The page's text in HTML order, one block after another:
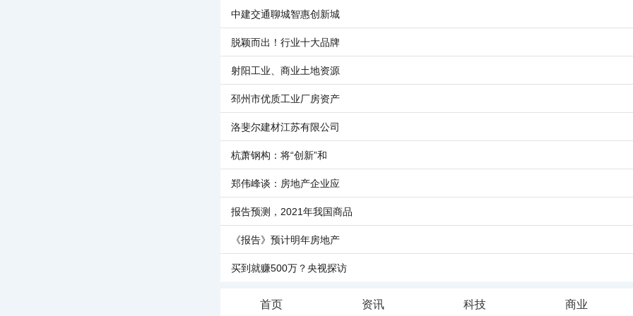
中建交通聊城智惠创新城
脱颖而出！行业十大品牌
射阳工业、商业土地资源
邳州市优质工业厂房资产
洛斐尔建材江苏有限公司
杭萧钢构：将“创新”和
郑伟峰谈：房地产企业应
报告预测，2021年我国商品
《报告》预计明年房地产
买到就赚500万？央视探访
首页 资讯 科技 商业